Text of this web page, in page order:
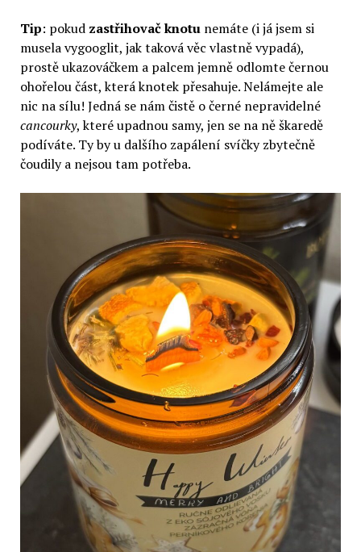
Tip: pokud zastřihovač knotunemáte (i já jsem si
musela vygooglit, jak taková věc vlastně vypadá),
prostě ukazováčkem a palcem jemně odlomte černou
ohořelou část, která knotek přesahuje. Nelámejte ale
nic na sílu! Jedná se nám čistě o černé nepravidelné
cancourky, které upadnou samy, jen se na ně škaredě
podíváte. Ty by u dalšího zapálení svíčky zbytečně
čoudily a nejsou tam potřeba.